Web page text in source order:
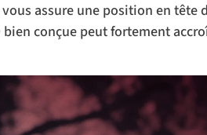
assure une position en
conçue peut fortement